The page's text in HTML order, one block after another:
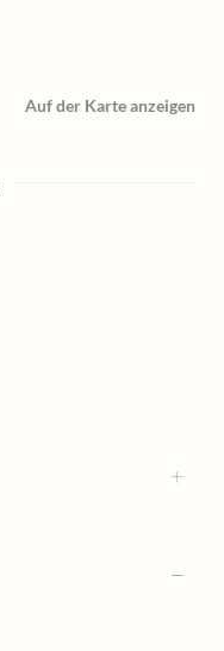
Auf der Karte anzeigen